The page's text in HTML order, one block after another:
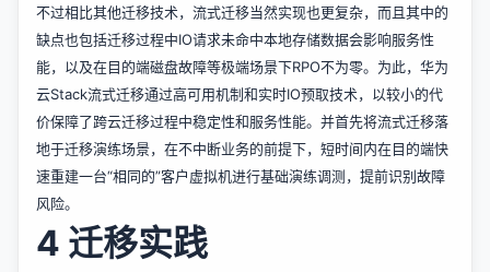
不过相比其他迁移技术，流式迁移当然实现也更复杂，而且其中的
缺点也包括迁移过程中IO请求未命中本地存储数据会影响服务性
能，以及在目的端磁盘故障等极端场景下RPO不为零。为此，华为
云Stack流式迁移通过高可用机制和实时IO预取技术，以较小的代
价保障了跨云迁移过程中稳定性和服务性能。并首先将流式迁移落
地于迁移演练场景，在不中断业务的前提下，短时间内在目的端快
速重建一台“相同的”客户虚拟机进行基础演练调测，提前识别故障
风险。
4 迁移实践